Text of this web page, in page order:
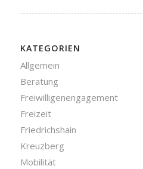
KATEGORIEN
Allgemein
Beratung
Freiwilligenengagement
Freizeit
Friedrichshain
Kreuzberg
Mobilität